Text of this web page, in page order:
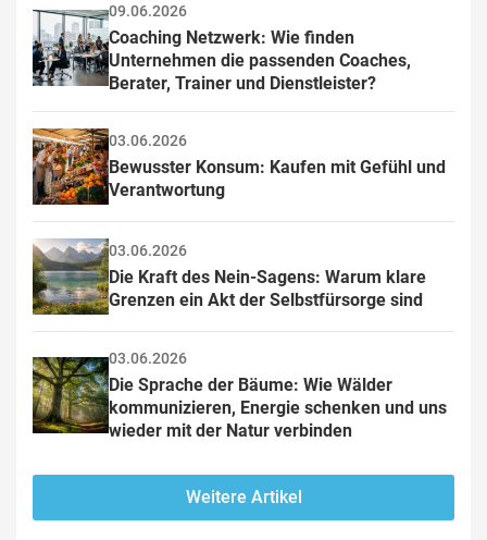
09.06.2026
Coaching Netzwerk: Wie finden
Unternehmen die passenden Coaches,
Berater, Trainer und Dienstleister?
03.06.2026
Bewusster Konsum: Kaufen mit Gefühl und
Verantwortung
03.06.2026
Die Kraft des Nein-Sagens: Warum klare
Grenzen ein Akt der Selbstfürsorge sind
03.06.2026
Die Sprache der Bäume: Wie Wälder
kommunizieren, Energie schenken und uns
wieder mit der Natur verbinden
Weitere Artikel